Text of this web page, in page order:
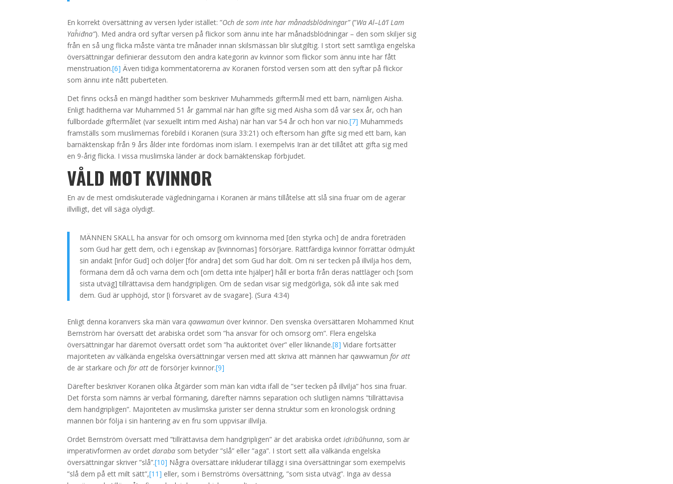
En korrekt översättning av versen lyder istället: ”Och de som inte har månadsblödningar”(”Wa Al–Lā’ī Lam
Yaĥiđna”). Med andra ord syftar versen på flickor som ännu inte har månadsblödningar – den som skiljer sig
från en så ung flicka måste vänta tre månader innan skilsmässan blir slutgiltig. I stort sett samtliga engelska
översättningar definierar dessutom den andra kategorin av kvinnor som flickor som ännu inte har fått
menstruation.[6] Även tidiga kommentatorerna av Koranen förstod versen som att den syftar på flickor
som ännu inte nått puberteten.
Det finns också en mängd hadither som beskriver Muhammeds giftermål med ett barn, nämligen Aisha.
Enligt haditherna var Muhammed 51 år gammal när han gifte sig med Aisha som då var sex år, och han
fullbordade giftermålet (var sexuellt intim med Aisha) när han var 54 år och hon var nio.[7] Muhammeds
framställs som muslimernas förebild i Koranen (sura 33:21) och eftersom han gifte sig med ett barn, kan
barnäktenskap från 9 års ålder inte fördömas inom islam. I exempelvis Iran är det tillåtet att gifta sig med
en 9-årig flicka. I vissa muslimska länder är dock barnäktenskap förbjudet.
VÅLD MOT KVINNOR
En av de mest omdiskuterade vägledningarna i Koranen är mäns tillåtelse att slå sina fruar om de agerar
illvilligt, det vill säga olydigt.
MÄNNEN SKALL ha ansvar för och omsorg om kvinnorna med [den styrka och] de andra företräden
som Gud har gett dem, och i egenskap av [kvinnornas] försörjare. Rättfärdiga kvinnor förrättar ödmjukt
sin andakt [inför Gud] och döljer [för andra] det som Gud har dolt. Om ni ser tecken på illvilja hos dem,
förmana dem då och varna dem och [om detta inte hjälper] håll er borta från deras nattläger och [som
sista utväg] tillrättavisa dem handgripligen. Om de sedan visar sig medgörliga, sök då inte sak med
dem. Gud är upphöjd, stor [i försvaret av de svagare]. (Sura 4:34)
Enligt denna koranvers ska män varaqawwamun över kvinnor. Den svenska översättaren Mohammed Knut
Bernström har översatt det arabiska ordet som ”ha ansvar för och omsorg om”. Flera engelska
översättningar har däremot översatt ordet som ”ha auktoritet över” eller liknande.[8] Vidare fortsätter
majoriteten av välkända engelska översättningar versen med att skriva att männen har qawwamunför att
de är starkare ochför att de försörjer kvinnor.[9]
Därefter beskriver Koranen olika åtgärder som män kan vidta ifall de ”ser tecken på illvilja” hos sina fruar.
Det första som nämns är verbal förmaning, därefter nämns separation och slutligen nämns ”tillrättavisa
dem handgripligen”. Majoriteten av muslimska jurister ser denna struktur som en kronologisk ordning
mannen bör följa i sin hantering av en fru som uppvisar illvilja.
Ordet Bernström översatt med ”tillrättavisa dem handgripligen” är det arabiska ordetiḍribūhunna, som är
imperativformen av ordetdaraba som betyder ”slå” eller ”aga”. I stort sett alla välkända engelska
översättningar skriver ”slå”.[10] Några översättare inkluderar tillägg i sina översättningar som exempelvis
”slå dem på ett milt sätt”,[11] eller, som i Bernströms översättning, ”som sista utväg”. Inga av dessa